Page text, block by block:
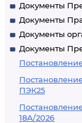
Документы
Документы
Документы
Документы
ПЭК25
18А/2026